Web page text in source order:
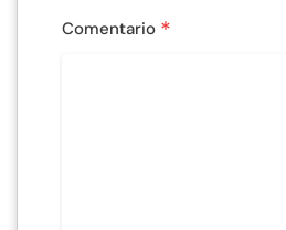
Comentario *